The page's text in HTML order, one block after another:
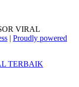
VIRAL
| Proudly powered
TERBAIK